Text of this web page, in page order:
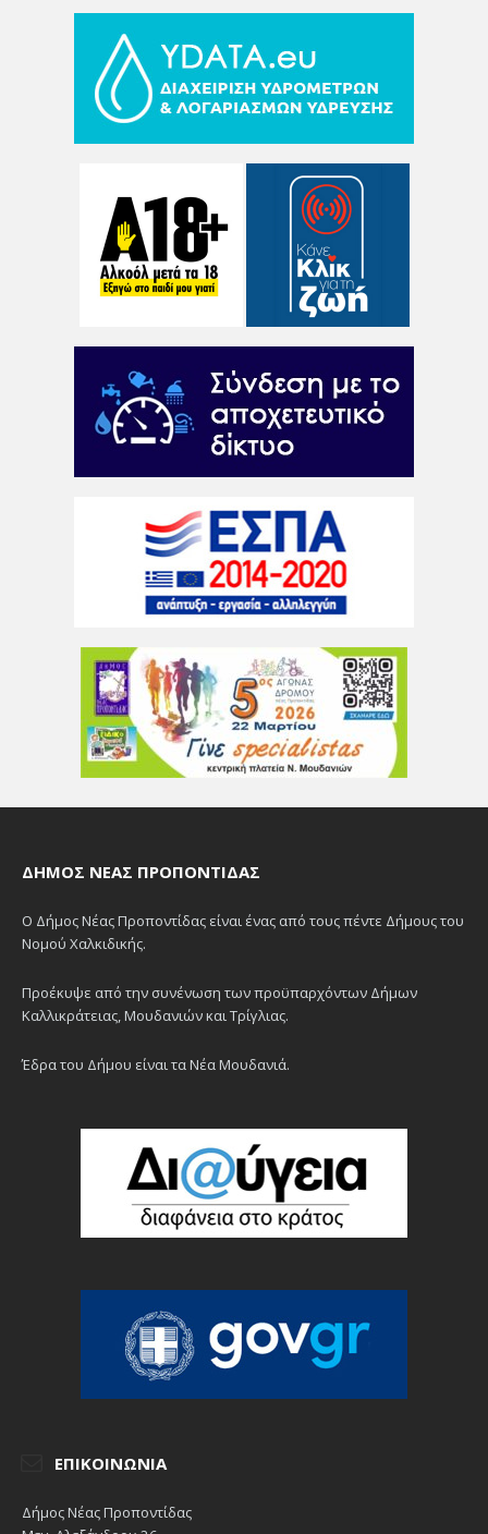
ΔΉΜΟΣ ΝΈΑΣ ΠΡΟΠΟΝΤΊΔΑΣ
Ο Δήμος Νέας Προποντίδας είναι ένας από τους πέντε Δήμους του
Νομού Χαλκιδικής.
Προέκυψε από την συνένωση των προϋπαρχόντων Δήμων
Καλλικράτειας, Μουδανιών και Τρίγλιας.
Έδρα του Δήμου είναι τα Νέα Μουδανιά.
ΕΠΙΚΟΙΝΩΝΊΑ
Δήμος Νέας Προποντίδας